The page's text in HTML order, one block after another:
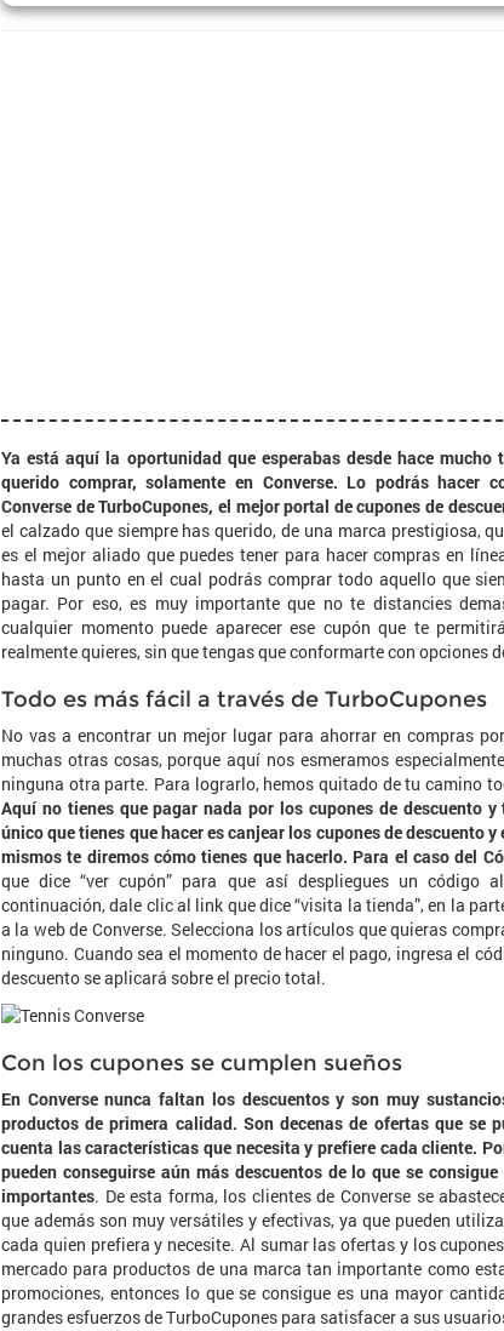
Ya está aquí la oportunidad que esperabas desde hace
querido comprar, solamente en Converse. Lo podrás hacer
Converse de TurboCupones, el mejor portal de cupones de
el calzado que siempre has querido, de una marca prestigiosa,
es el mejor aliado que puedes tener para hacer compras en
hasta un punto en el cual podrás comprar todo aquello que
pagar. Por eso, es muy importante que no te distancies
cualquier momento puede aparecer ese cupón que te
realmente quieres, sin que tengas que conformarte con opciones
Todo es más fácil a través de TurboCupones
No vas a encontrar un mejor lugar para ahorrar en compras
muchas otras cosas, porque aquí nos esmeramos
ninguna otra parte. Para lograrlo, hemos quitado de tu camino
Aquí no tienes que pagar nada por los cupones de descuento
único que tienes que hacer es canjear los cupones de descuento
mismos te diremos cómo tienes que hacerlo. Para el caso del
que dice “ver cupón” para que así despliegues un código
continuación, dale clic al link que dice “visita la tienda”, en la
a la web de Converse. Selecciona los artículos que quieras
ninguno. Cuando sea el momento de hacer el pago, ingresa el
descuento se aplicará sobre el precio total.
Con los cupones se cumplen sueños
En Converse nunca faltan los descuentos y son muy
productos de primera calidad. Son decenas de ofertas que se
cuenta las características que necesita y prefiere cada cliente.
pueden conseguirse aún más descuentos de lo que se
importantes. De esta forma, los clientes de Converse se
que además son muy versátiles y efectivas, ya que pueden
cada quien prefiera y necesite. Al sumar las ofertas y los
mercado para productos de una marca tan importante como
promociones, entonces lo que se consigue es una mayor
grandes esfuerzos de TurboCupones para satisfacer a sus